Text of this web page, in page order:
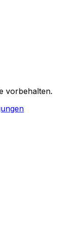
vorbehalten.